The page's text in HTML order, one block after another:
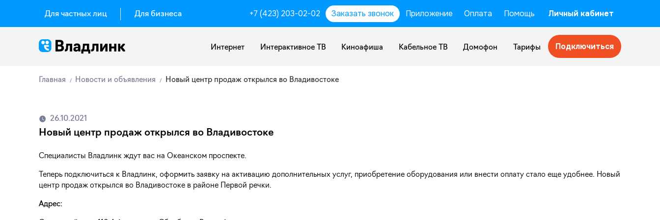
Для частных лиц Для бизнеса +7 (423) 203-02-02 Заказать звонок Приложение Оплата Помощь Личный кабинет
Интернет Интерактивное ТВ Киноафиша Кабельное ТВ Домофон Тарифы Подключиться
Главная Новости и объявления Новый центр продаж открылся во Владивостоке
26.10.2021
Новый центр продаж открылся во Владивостоке
Специалисты Владлинк ждут вас на Океанском проспекте.
Теперь подключиться к Владлинк, оформить заявку на активацию дополнительных услуг, приобретение оборудования или внести оплату стало еще удобнее. Новый
центр продаж открылся во Владивостоке в районе Первой речки.
Адрес: